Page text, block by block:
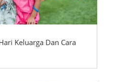
Keluarga Dan Cara